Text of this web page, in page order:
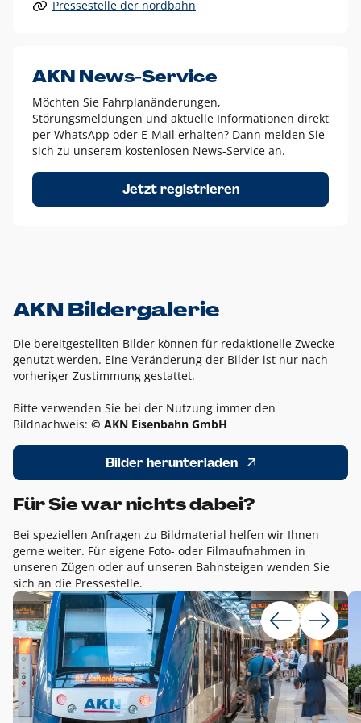
Alle anderen Logo-Varianten dürfen nur in Ausnahmefällen
Diese Ausnahmen sind zum Beispiel:
dem AKN Blau,
weißes Logo auf Fotohintergründen,
schwarzes Logo für reine Schwarz-Weiß-Umsetzungen
Um das Logo herum muss ein Schutzraum von jeweils einer
Höhe bzw. Breite des N aus AKN in alle Richtungen
Pressestelle der nordbahn
AKN News-Service
Möchten Sie Fahrplanänderungen,
Störungsmeldungen und aktuelle Informationen direkt
per WhatsApp oder E-Mail erhalten? Dann melden Sie
sich zu unserem kostenlosen News-Service an.
Jetzt registrieren
AKN Bildergalerie
Die bereitgestellten Bilder können für redaktionelle Zwecke
genutzt werden. Eine Veränderung der Bilder ist nur nach
vorheriger Zustimmung gestattet.
Bitte verwenden Sie bei der Nutzung immer den
Bildnachweis: © AKN Eisenbahn GmbH
Bilder herunterladen
Für Sie war nichts dabei?
Bei speziellen Anfragen zu Bildmaterial helfen wir Ihnen
gerne weiter. Für eigene Foto- oder Filmaufnahmen in
unseren Zügen oder auf unseren Bahnsteigen wenden Sie
sich an die Pressestelle.